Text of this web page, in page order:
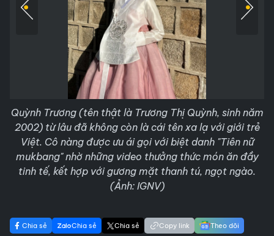
Quỳnh Trương (tên thật là Trương Thị Quỳnh, sinh năm
2002) từ lâu đã không còn là cái tên xa lạ với giới trẻ
Việt. Cô nàng được ưu ái gọi với biệt danh "Tiên nữ
mukbang" nhờ những video thưởng thức món ăn đầy
tinh tế, kết hợp với gương mặt thanh tú, ngọt ngào.
(Ảnh: IGNV)
Chia sẻ Chia sẻ Chia sẻ Copy link Theo dõi